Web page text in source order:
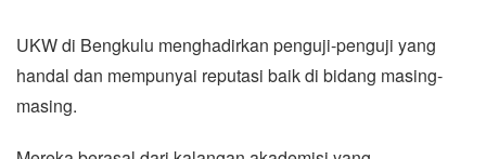
UKW di Bengkulu menghadirkan penguji-penguji yang
handal dan mempunyai reputasi baik di bidang masing-
masing.